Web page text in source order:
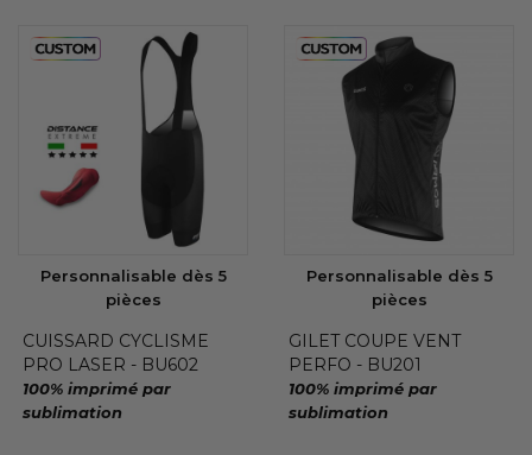
Personnalisable dès 5
pièces
CUISSARD CYCLISME
PRO LASER - BU602
100% imprimé par
sublimation
Personnalisable dès 5
pièces
GILET COUPE VENT
PERFO - BU201
100% imprimé par
sublimation